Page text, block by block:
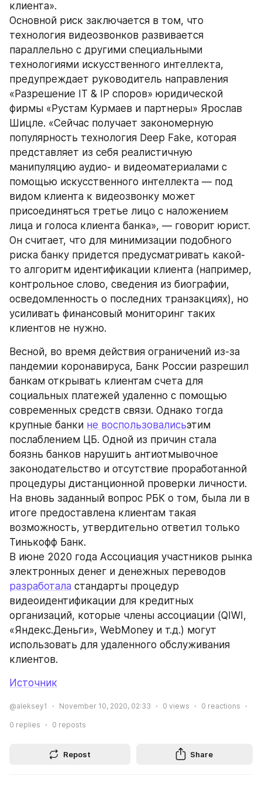
клиента».
Основной риск заключается в том, что
технология видеозвонков развивается
параллельно с другими специальными
технологиями искусственного интеллекта,
предупреждает руководитель направления
«Разрешение IT & IP споров» юридической
фирмы «Рустам Курмаев и партнеры» Ярослав
Шицле. «Сейчас получает закономерную
популярность технология Deep Fake, которая
представляет из себя реалистичную
манипуляцию аудио- и видеоматериалами с
помощью искусственного интеллекта — под
видом клиента к видеозвонку может
присоединяться третье лицо с наложением
лица и голоса клиента банка», — говорит юрист.
Он считает, что для минимизации подобного
риска банку придется предусматривать какой-
то алгоритм идентификации клиента (например,
контрольное слово, сведения из биографии,
осведомленность о последних транзакциях), но
усиливать финансовый мониторинг таких
клиентов не нужно.
Весной, во время действия ограничений из-за
пандемии коронавируса, Банк России разрешил
банкам открывать клиентам счета для
социальных платежей удаленно с помощью
современных средств связи. Однако тогда
крупные банки не воспользовалисьэтим
послаблением ЦБ. Одной из причин стала
боязнь банков нарушить антиотмывочное
законодательство и отсутствие проработанной
процедуры дистанционной проверки личности.
На вновь заданный вопрос РБК о том, была ли в
итоге предоставлена клиентам такая
возможность, утвердительно ответил только
Тинькофф Банк.
В июне 2020 года Ассоциация участников рынка
разработала стандарты процедур
видеоидентификации для кредитных
организаций, которые члены ассоциации (QIWI,
«Яндекс.Деньги», WebMoney и т.д.) могут
использовать для удаленного обслуживания
клиентов.
Источник
@aleksey1 November 10, 2020, 02:33 0 views 0 reactions
0 replies 0 reposts
Repost Share